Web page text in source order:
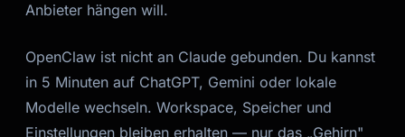
Anbieter hängen will.
OpenClaw ist nicht an Claude gebunden. Du kannst
in 5 Minuten auf ChatGPT, Gemini oder lokale
Modelle wechseln. Workspace, Speicher und
Einstellungen bleiben erhalten — nur das „Gehirn"